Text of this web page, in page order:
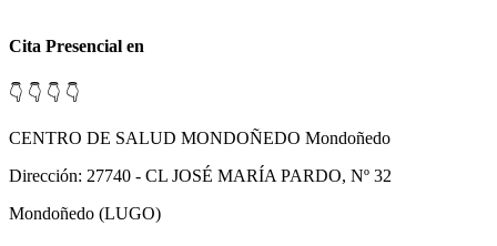
Cita Presencial en
👇 👇 👇 👇
CENTRO DE SALUD MONDOÑEDO Mondoñedo
Dirección: 27740 - CL JOSÉ MARÍA PARDO, Nº 32
Mondoñedo (LUGO)